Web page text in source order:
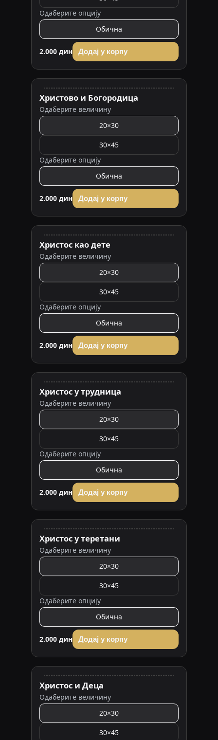
Одаберите опцију
Обична
2.000 дин Додај у корпу
Христово и Богородица
Одаберите величину
20×30
30×45
Одаберите опцију
Обична
2.000 дин Додај у корпу
Христос као дете
Одаберите величину
20×30
30×45
Одаберите опцију
Обична
2.000 дин Додај у корпу
Христос у трудница
Одаберите величину
20×30
30×45
Одаберите опцију
Обична
2.000 дин Додај у корпу
Христос у теретани
Одаберите величину
20×30
30×45
Одаберите опцију
Обична
2.000 дин Додај у корпу
Христос и Деца
Одаберите величину
20×30
30×45